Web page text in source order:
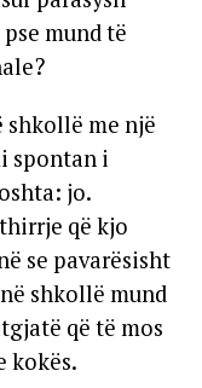
mund të
me një
spontan i
jo.
që kjo
se pavarësisht
shkollë mund
që të mos
kokës.